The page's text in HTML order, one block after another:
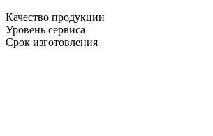
Качество продукции
Уровень сервиса
Срок изготовления